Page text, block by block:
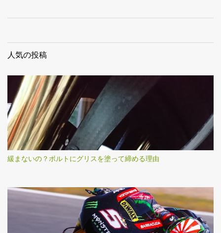
人気の投稿
緩まないの？ボルトにグリスを塗って締める理由